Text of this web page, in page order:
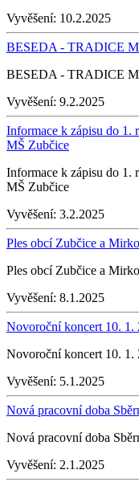
Vyvěšení: 10.2.2025
BESEDA - TRADICE
BESEDA - TRADICE
Vyvěšení: 9.2.2025
Informace k zápisu do 1.
MŠ Zubčice
Informace k zápisu do 1.
MŠ Zubčice
Vyvěšení: 3.2.2025
Ples obcí Zubčice a
Ples obcí Zubčice a
Vyvěšení: 8.1.2025
Novoroční koncert 10.
Novoroční koncert 10.
Vyvěšení: 5.1.2025
Nová pracovní doba
Nová pracovní doba
Vyvěšení: 2.1.2025